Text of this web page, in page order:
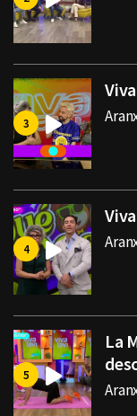
La